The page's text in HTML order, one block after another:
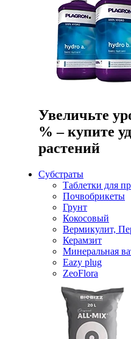
Увеличьте
% – купите
растений
Субстраты
Таблетки для
Почвобрикеты
Грунт
Кокосовый
Вермикулит,
Керамзит
Минеральная
Eazy plug
ZeoFlora